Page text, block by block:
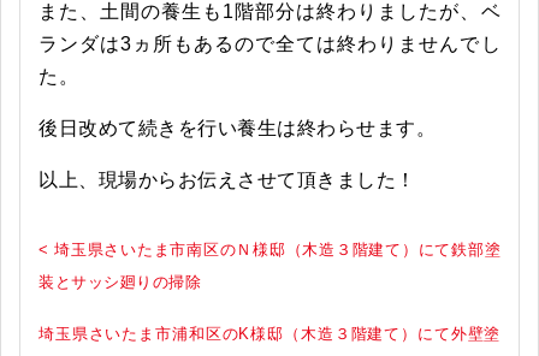
また、土間の養生も1階部分は終わりましたが、ベ
ランダは3ヵ所もあるので全ては終わりませんでし
た。
後日改めて続きを行い養生は終わらせます。
以上、現場からお伝えさせて頂きました！
< 埼玉県さいたま市南区のＮ様邸（木造３階建て）にて鉄部塗
装とサッシ廻りの掃除
埼玉県さいたま市浦和区のK様邸（木造３階建て）にて外壁塗